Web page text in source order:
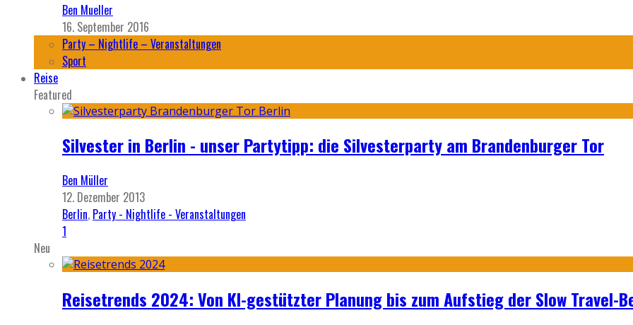
Ben Mueller
16. September 2016
Party – Nightlife – Veranstaltungen
Sport
Reise
Featured
Silvester in Berlin - unser Partytipp: die Silvesterparty am Brandenburger Tor
Ben Müller
12. Dezember 2013
Berlin, Party - Nightlife - Veranstaltungen
1
Neu
Reisetrends 2024: Von KI-gestützter Planung bis zum Aufstieg der Slow Travel-